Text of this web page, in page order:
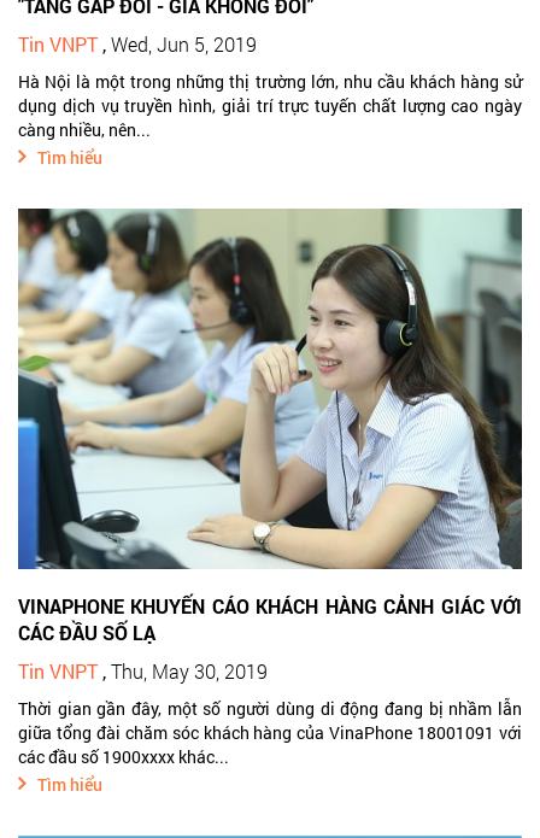
"TĂNG GẤP ĐÔI - GIÁ KHÔNG ĐỔI"
Tin VNPT ,Wed, Jun 5, 2019
Hà Nội là một trong những thị trường lớn, nhu cầu khách hàng sử
dụng dịch vụ truyền hình, giải trí trực tuyến chất lượng cao ngày
càng nhiều, nên...
Tìm hiểu
VINAPHONE KHUYẾN CÁO KHÁCH HÀNG CẢNH GIÁC VỚI
CÁC ĐẦU SỐ LẠ
Tin VNPT ,Thu, May 30, 2019
Thời gian gần đây, một số người dùng di động đang bị nhầm lẫn
giữa tổng đài chăm sóc khách hàng của VinaPhone 18001091 với
các đầu số 1900xxxx khác...
Tìm hiểu